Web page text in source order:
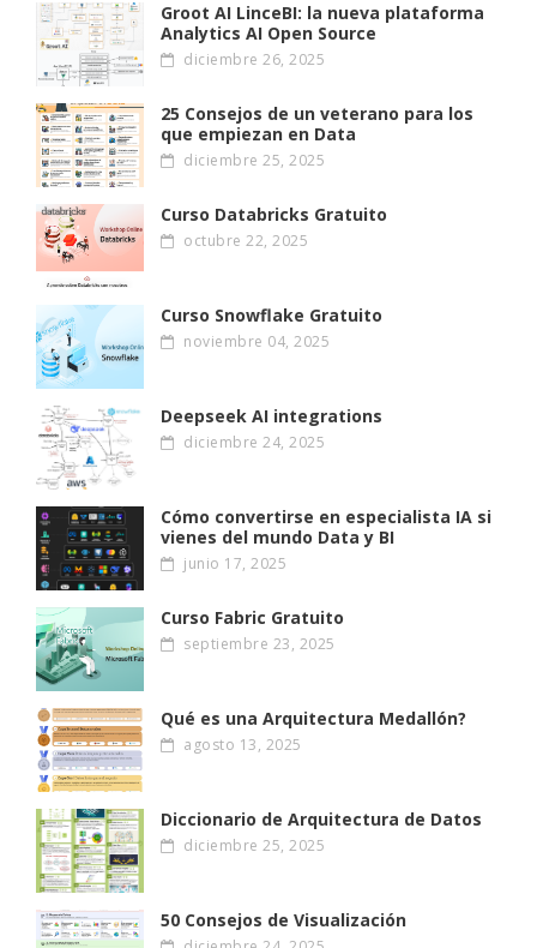
Groot AI LinceBI: la nueva plataforma
Analytics AI Open Source
diciembre 26, 2025
25 Consejos de un veterano para los
que empiezan en Data
diciembre 25, 2025
Curso Databricks Gratuito
octubre 22, 2025
Curso Snowflake Gratuito
noviembre 04, 2025
Deepseek AI integrations
diciembre 24, 2025
Cómo convertirse en especialista IA si
vienes del mundo Data y BI
junio 17, 2025
Curso Fabric Gratuito
septiembre 23, 2025
Qué es una Arquitectura Medallón?
agosto 13, 2025
Diccionario de Arquitectura de Datos
diciembre 25, 2025
50 Consejos de Visualización